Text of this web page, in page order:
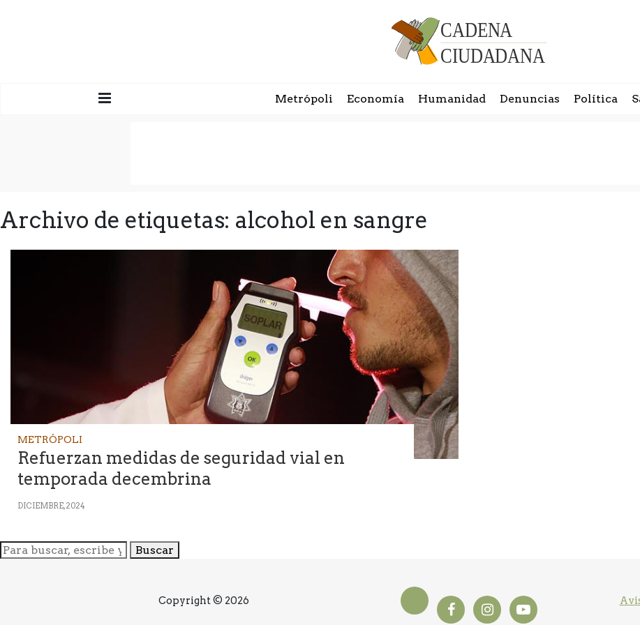
Metrópoli Economía Humanidad Denuncias Política
Archivo de etiquetas: alcohol en sangre
METRÓPOLI
Refuerzan medidas de seguridad vial en
temporada decembrina
DICIEMBRE, 2024
Buscar
Copyright © 2026